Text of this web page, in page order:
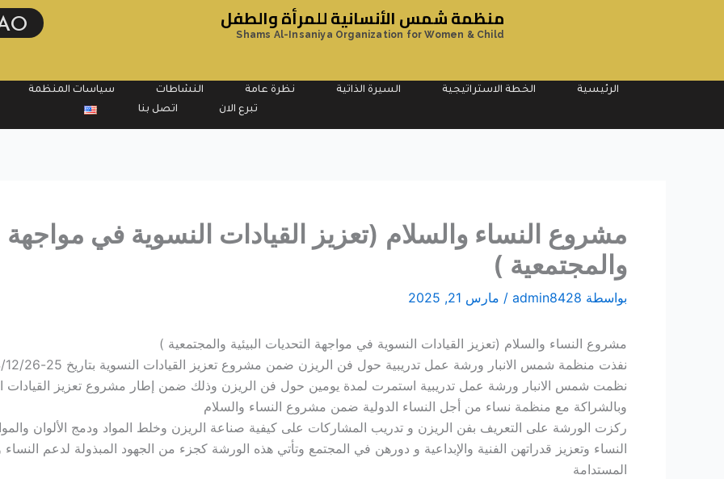
منظمة شمس الأنسانية للمرأة والطفل
Shams Al-Insaniya Organization for Women & Child
الرئيسية الخطة الاستراتيجية السيرة الذاتية نظرة عامة النشاطات سياسات المنظمة
تبرع الان
اتصل بنا
مشروع النساء والسلام (تعزيز القيادات النسوية في مواجهة
والمجتمعية )
بواسطة admin8428
/ مارس 21, 2025
مشروع النساء والسلام (تعزيز القيادات النسوية في مواجهة التحديات البيئية والمجتمعية )
نفذت منظمة شمس الانبار ورشة عمل تدريبية حول فن الريزن ضمن مشروع تعزيز القيادات النسوية بتاريخ 25-2024/12/26
نظمت شمس الانبار ورشة عمل تدريبية استمرت لمدة يومين حول فن الريزن وذلك ضمن إطار مشروع تعزيز القيادات
وبالشراكة مع منظمة نساء من أجل النساء الدولية ضمن مشروع النساء والسلام
ركزت الورشة على التعريف بفن الريزن و تدريب المشاركات على كيفية صناعة الريزن وخلط المواد ودمج الألوان
النساء وتعزيز قدراتهن الفنية والإبداعية و دورهن في المجتمع وتأتي هذه الورشة كجزء من الجهود المبذولة لدعم النساء
المستدامة